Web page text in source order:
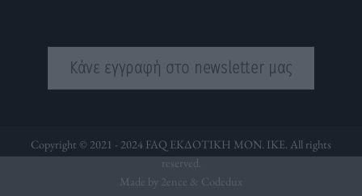
Κάνε εγγραφή στο newsletter μας
Copyright © 2021 - 2024 FAQ ΕΚΔΟΤΙΚΗ ΜΟΝ. ΙΚΕ. All rights
reserved.
Made by 2ence & Codedux